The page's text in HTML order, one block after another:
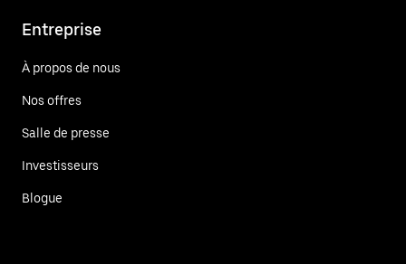
Entreprise
À propos de nous
Nos offres
Salle de presse
Investisseurs
Blogue